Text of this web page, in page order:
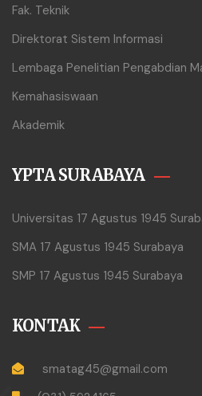
Fak. Teknik
Direktorat Sistem Informasi
Lembaga Penelitian Pengabdian
Kemahasiswaan
Akademik
YPTA SURABAYA
Universitas 17 Agustus 1945
SMA 17 Agustus 1945 Surabaya
SMP 17 Agustus 1945 Surabaya
KONTAK
smatag45@gmail.com